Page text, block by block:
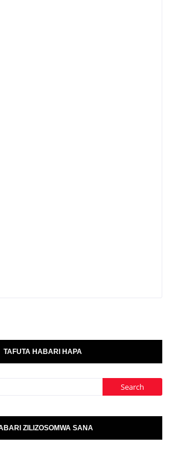
TAFUTA HABARI HAPA
ZILIZOSOMWA SANA